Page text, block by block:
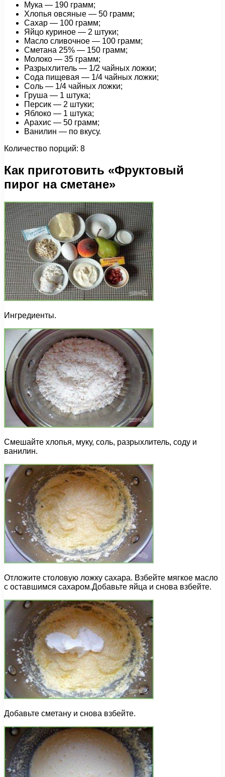
Мука — 190 грамм;
Хлопья овсяные — 50 грамм;
Сахар — 100 грамм;
Яйцо куриное — 2 штуки;
Масло сливочное — 100 грамм;
Сметана 25% — 150 грамм;
Молоко — 35 грамм;
Разрыхлитель — 1/2 чайных ложки;
Сода пищевая — 1/4 чайных ложки;
Соль — 1/4 чайных ложки;
Груша — 1 штука;
Персик — 2 штуки;
Яблоко — 1 штука;
Арахис — 50 грамм;
Ванилин — по вкусу.
Количество порций: 8
Как приготовить «Фруктовый
пирог на сметане»
Ингредиенты.
Смешайте хлопья, муку, соль, разрыхлитель, соду и
ванилин.
Отложите столовую ложку сахара. Взбейте мягкое масло
с оставшимся сахаром.Добавьте яйца и снова взбейте.
Добавьте сметану и снова взбейте.